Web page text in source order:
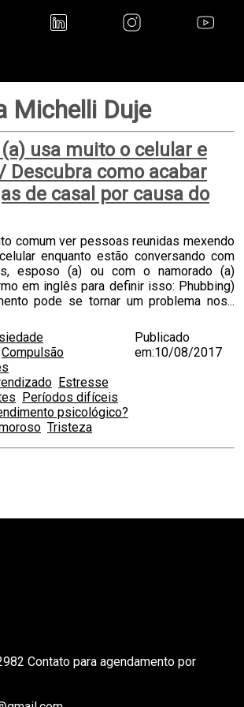
Michelli Duje
usa muito o celular e
Descubra como acabar
de casal por causa do
comum ver pessoas reunidas mexendo
enquanto estão conversando com
esposo (a) ou com o namorado (a)
em inglês para definir isso: Phubbing)
pode se tornar um problema nos...
Compulsão
Estresse
Períodos difíceis
psicológico?
Tristeza
Publicado
em:10/08/2017
Contato para agendamento por